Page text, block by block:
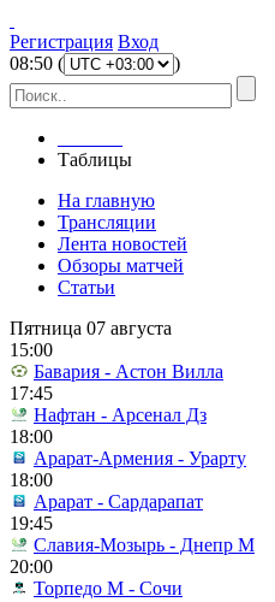
Регистрация Вход
08:50 ( )
Таблицы
На главную
Трансляции
Лента новостей
Обзоры матчей
Статьи
Пятница 07 августа
15:00
Бавария - Астон Вилла
17:45
Нафтан - Арсенал Дз
18:00
Арарат-Армения - Урарту
18:00
Арарат - Сардарапат
19:45
Славия-Мозырь - Днепр М
20:00
Торпедо М - Сочи